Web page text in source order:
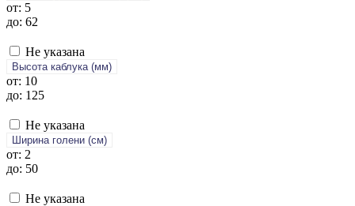
от: 5
до: 62
Не указана
Высота каблука (мм)
от: 10
до: 125
Не указана
Ширина голени (см)
от: 2
до: 50
Не указана